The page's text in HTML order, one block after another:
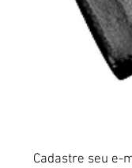
Cadastre seu e-